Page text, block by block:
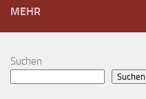
MEHR
Suchen
Suchen